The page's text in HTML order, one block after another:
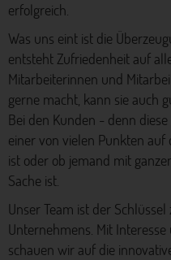
erfolgreich.
Was uns eint ist die
entsteht Zufriedenheit auf
Mitarbeiterinnen und
gerne macht, kann sie auch
Bei den Kunden - denn
einer von vielen Punkten auf
ist oder ob jemand mit
Sache ist.
Unser Team ist der
Unternehmens. Mit
schauen wir auf die